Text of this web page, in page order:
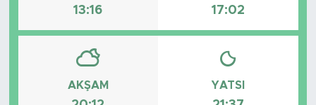
13:16 17:02
AKŞAM YATSI